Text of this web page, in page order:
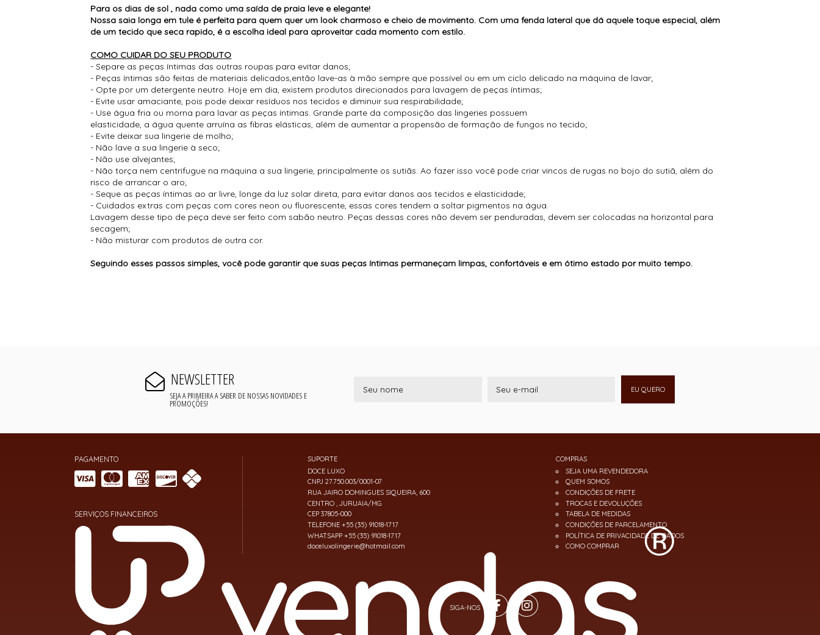
Para os dias de sol , nada como uma saída de praia leve e elegante!
Nossa saia longa em tule é perfeita para quem quer um look charmoso e cheio de movimento. Com uma fenda lateral que dá aquele toque especial, além
de um tecido que seca rapido, é a escolha ideal para aproveitar cada momento com estilo.
COMO CUIDAR DO SEU PRODUTO
- Separe as peças íntimas das outras roupas para evitar danos;
- Peças íntimas são feitas de materiais delicados,então lave-as à mão sempre que possível ou em um ciclo delicado na máquina de lavar;
- Opte por um detergente neutro. Hoje em dia, existem produtos direcionados para lavagem de peças íntimas;
- Evite usar amaciante, pois pode deixar resíduos nos tecidos e diminuir sua respirabilidade;
- Use água fria ou morna para lavar as peças íntimas. Grande parte da composição das lingeries possuem
elasticidade, a água quente arruína as fibras elásticas, além de aumentar a propensão de formação de fungos no tecido;
- Evite deixar sua lingerie de molho;
- Não lave a sua lingerie à seco;
- Não use alvejantes;
- Não torça nem centrifugue na máquina a sua lingerie, principalmente os sutiãs. Ao fazer isso você pode criar vincos de rugas no bojo do sutiã, além do
risco de arrancar o aro;
- Seque as peças íntimas ao ar livre, longe da luz solar direta, para evitar danos aos tecidos e elasticidade;
- Cuidados extras com peças com cores neon ou fluorescente, essas cores tendem a soltar pigmentos na água.
Lavagem desse tipo de peça deve ser feito com sabão neutro. Peças dessas cores não devem ser penduradas, devem ser colocadas na horizontal para
secagem;
- Não misturar com produtos de outra cor.
Seguindo esses passos simples, você pode garantir que suas peças íntimas permaneçam limpas, confortáveis e em ótimo estado por muito tempo.
NEWSLETTER
SEJA A PRIMEIRA A SABER DE NOSSAS NOVIDADES E
PROMOÇÕES!
EU QUERO
PAGAMENTO
SERVIÇOS FINANCEIROS
SUPORTE
DOCE LUXO
CNPJ 27.750.003/0001-07
RUA JAIRO DOMINGUES SIQUEIRA, 600
CENTRO , JURUAIA/MG
CEP 37805-000
TELEFONE +55 (35) 91018-1717
WHATSAPP +55 (35) 91018-1717
doceluxolingerie@hotmail.com
COMPRAS
SEJA UMA REVENDEDORA
QUEM SOMOS
CONDIÇÕES DE FRETE
TROCAS E DEVOLUÇÕES
TABELA DE MEDIDAS
CONDIÇÕES DE PARCELAMENTO
POLÍTICA DE PRIVACIDADE DE DADOS
COMO COMPRAR